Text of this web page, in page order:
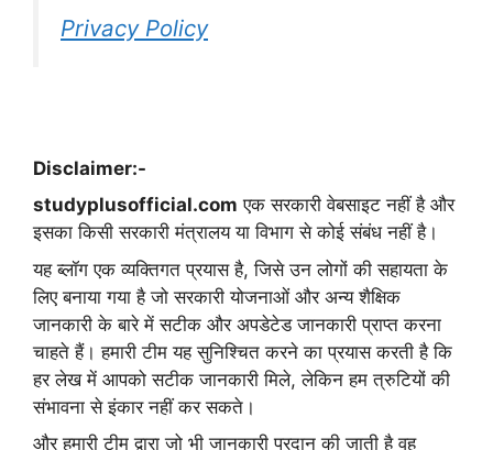
Privacy Policy
Disclaimer:-
studyplusofficial.com एक सरकारी वेबसाइट नहीं है और
इसका किसी सरकारी मंत्रालय या विभाग से कोई संबंध नहीं है।
यह ब्लॉग एक व्यक्तिगत प्रयास है, जिसे उन लोगों की सहायता के
लिए बनाया गया है जो सरकारी योजनाओं और अन्य शैक्षिक
जानकारी के बारे में सटीक और अपडेटेड जानकारी प्राप्त करना
चाहते हैं। हमारी टीम यह सुनिश्चित करने का प्रयास करती है कि
हर लेख में आपको सटीक जानकारी मिले, लेकिन हम त्रुटियों की
संभावना से इंकार नहीं कर सकते।
और हमारी टीम द्वारा जो भी जानकारी प्रदान की जाती है वह